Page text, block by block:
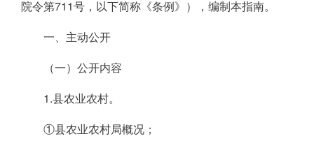
院令第711号，以下简称《条例》），编制本指南。
一、主动公开
（一）公开内容
1.县农业农村。
①县农业农村局概况；